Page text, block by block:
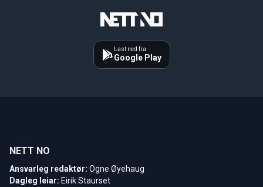
Last ned fra
Google Play
NETT NO
Ansvarleg redaktør: Ogne Øyehaug
Dagleg leiar: Eirik Staurset